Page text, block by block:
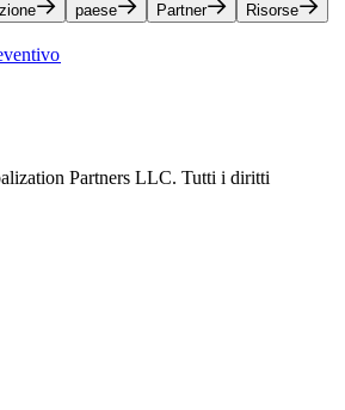
paese​​ Partner​​ Risorse​​
Partners LLC. Tutti i diritti